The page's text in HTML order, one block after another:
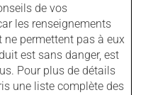
de vos
les renseignements
permettent pas à eux
est sans danger, est
Pour plus de détails
une liste complète des